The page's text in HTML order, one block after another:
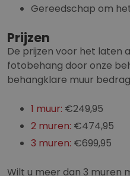
Gereedschap om
Prijzen
De prijzen voor het laten
fotobehang door onze
behangklare muur
1 muur: €249,95
2 muren: €474,95
3 muren: €699,95
Wilt u meer dan 3 muren